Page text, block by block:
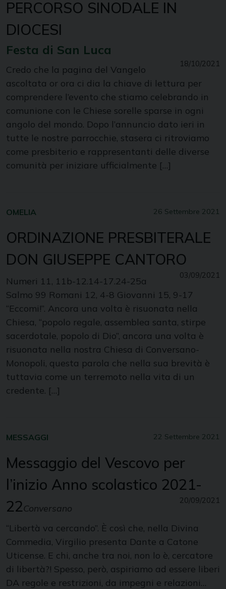
PERCORSO SINODALE IN
DIOCESI
Festa di San Luca
18/10/2021
Credo che la pagina del Vangelo
ascoltata or ora ci dia la chiave di lettura per
comprendere l’evento che stiamo celebrando in
comunione con le Chiese sorelle sparse in ogni
angolo del mondo. Dopo l’annuncio dato ieri in
tutte le nostre parrocchie, stasera ci ritroviamo
come presbiterio e rappresentanti delle diverse
comunità per iniziare ufficialmente […]
26 Settembre 2021
OMELIA
ORDINAZIONE PRESBITERALE
DON GIUSEPPE CANTORO
03/09/2021
Numeri 11, 11b-12.14-17.24-25a
Salmo 99 Romani 12, 4-8 Giovanni 15, 9-17
“Eccomi!”. Ancora una volta è risuonata nella
Chiesa, “popolo regale, assemblea santa, stirpe
sacerdotale, popolo di Dio”, ancora una volta è
risuonata nella nostra Chiesa di Conversano-
Monopoli, questa parola che nella sua brevità è
tuttavia come un terremoto nella vita di un
credente. […]
22 Settembre 2021
MESSAGGI
Messaggio del Vescovo per
l’inizio Anno scolastico 2021-
22Conversano
20/09/2021
“Libertà va cercando”. È così che, nella Divina
Commedia, Virgilio presenta Dante a Catone
Uticense. E chi, anche tra noi, non lo è, cercatore
di libertà?! Spesso, però, aspiriamo ad essere liberi
DA regole e restrizioni, da impegni e relazioni…